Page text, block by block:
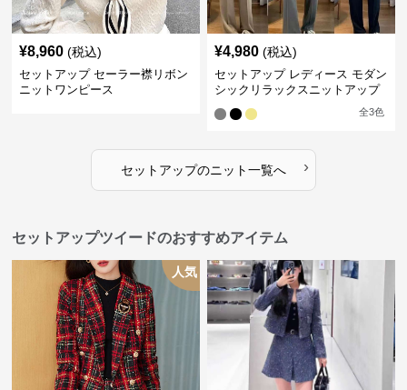
¥8,960 (税込)
セットアップ セーラー襟リボン
ニットワンピース
¥4,980 (税込)
セットアップ レディース モダン
シックリラックスニットアップ
全3色
セットアップのニット一覧へ ›
セットアップツイードのおすすめアイテム
人気